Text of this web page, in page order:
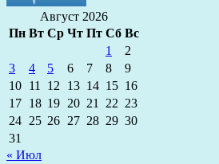
Август 2026
Пн Вт Ср Чт Пт Сб Вс
1
2
3
4 5 6 7 8
9
10 11 12 13 14 15 16
17 18 19 20 21 22 23
24 25 26 27 28 29 30
31
« Июл